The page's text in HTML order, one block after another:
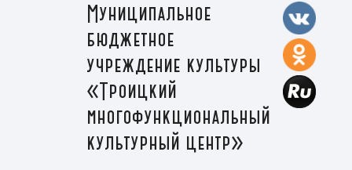
Муниципальное
бюджетное
учреждение культуры
«Троицкий
многофункциональный
культурный центр»